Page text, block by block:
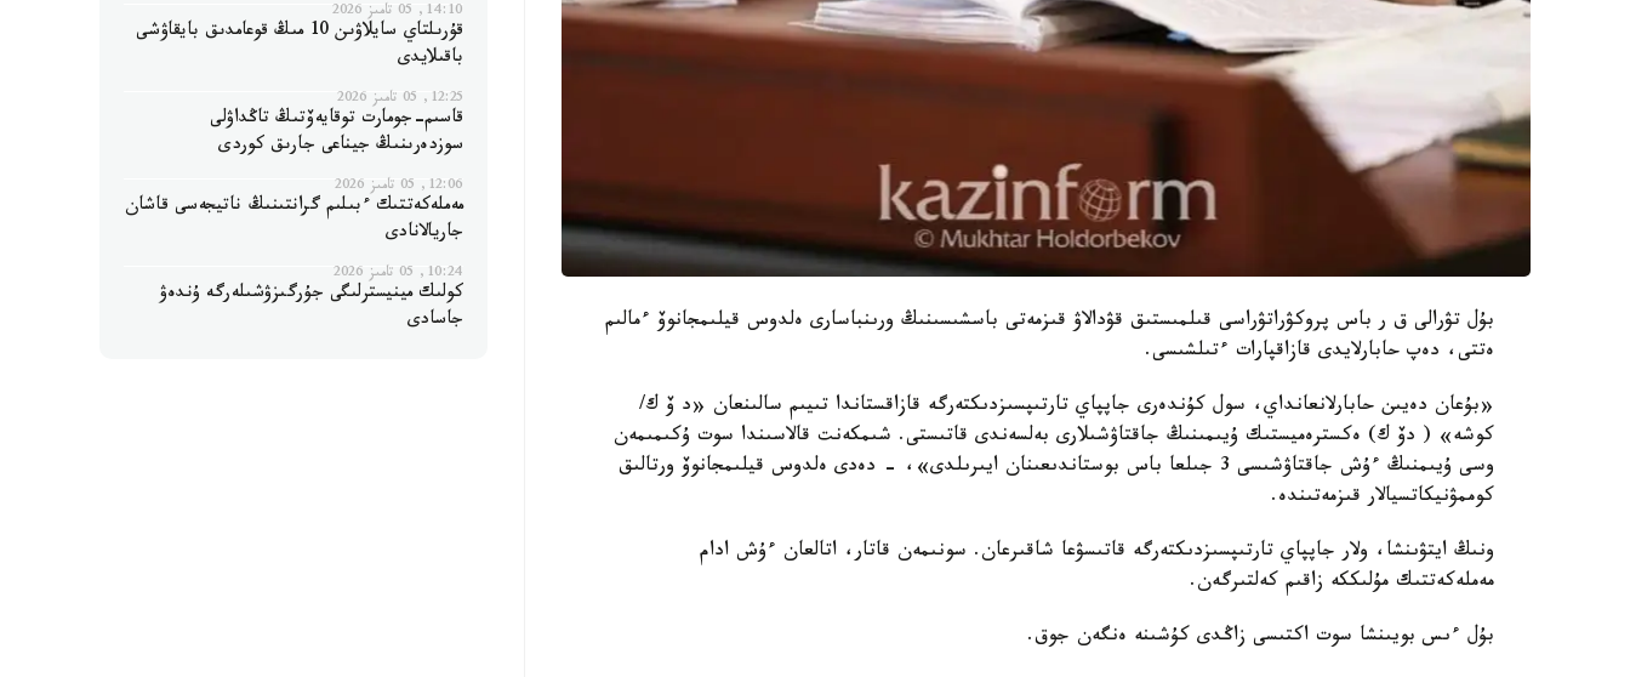
بۇل تۋرالى ق ر باس پروكۋراتۋراسى قىلمىستىق قۋدالاۋ قىزمەتى باسشىسىنىڭ ورىنباسارى ەلدوس قيلىمجانوۆ ءمالىم
ەتتى، دەپ حابارلايدى قازاقپارات ءتىلشىسى.
«بۇعان دەيىن حابارلانعانداي، سول كۇندەرى جاپپاي تارتىپسىزدىكتەرگە قازاقستاندا تىيىم سالىنعان «د ۆ ك/
كوشە» ( دۆ ك) ەكسترەميستىك ۇيىمىنىڭ جاقتاۋشىلارى بەلسەندى قاتىستى. شىمكەنت قالاسىندا سوت ۇكىمىمەن
وسى ۇيىمنىڭ ءۇش جاقتاۋشىسى 3 جىلعا باس بوستاندىعىنان ايىرىلدى»، - دەدى ەلدوس قيلىمجانوۆ ورتالىق
كوممۋنيكاتسيالار قىزمەتىندە.
ونىڭ ايتۋىنشا، ولار جاپپاي تارتىپسىزدىكتەرگە قاتىسۋعا شاقىرعان. سونىمەن قاتار، اتالعان ءۇش ادام
مەملەكەتتىك مۇلىككە زاقىم كەلتىرگەن.
بۇل ءىس بويىنشا سوت اكتىسى زاڭدى كۇشىنە ەنگەن جوق.
14:10, 05 تامىز 2026
قۇرىلتاي سايلاۋىن 10 مىڭ قوعامدىق بايقاۋشى
باقىلايدى
12:25, 05 تامىز 2026
قاسىم-جومارت توقايەۆتىڭ تاڭداۋلى
سوزدەرىنىڭ جيناعى جارىق كوردى
12:06, 05 تامىز 2026
مەملەكەتتىك ءبىلىم گرانتىنىڭ ناتيجەسى قاشان
جاريالانادى
10:24, 05 تامىز 2026
كولىك مينيسترلىگى جۇرگىزۋشىلەرگە ۇندەۋ
جاسادى